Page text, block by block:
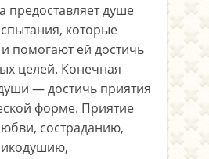
предоставляет душе
которые
помогают ей достичь
целей. Конечная
— достичь приятия
форме. Приятие
состраданию,